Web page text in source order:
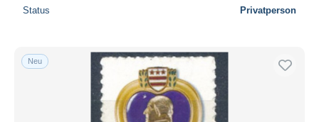
Status Privatperson
Neu